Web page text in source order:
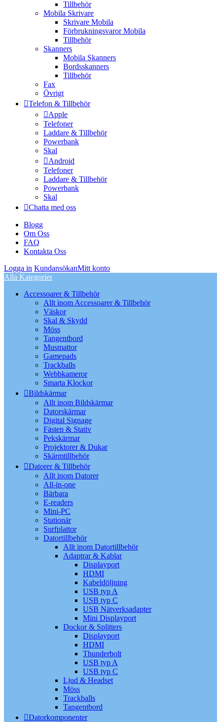
Tillbehör
Mobila Skrivare
Skrivare Mobila
Förbrukningsvaror Mobila
Tillbehör
Skanners
Mobila Skanners
Bordsskanners
Tillbehör
Fax
Övrigt
Telefon & Tillbehör
Apple
Telefoner
Laddare & Tillbehör
Powerbank
Skal
Android
Telefoner
Laddare & Tillbehör
Powerbank
Skal
Chatta med oss
Blogg
Om Oss
FAQ
Kontakta Oss
Logga in KundansökanMitt konto
Alla Kategorier
Accessoarer & Tillbehör
Allt inom Accessoarer & Tillbehör
Väskor
Skal & Skydd
Möss
Tangentbord
Musmattor
Gamepads
Trackballs
Webbkameror
Smarta Klockor
Bildskärmar
Allt inom Bildskärmar
Datorskärmar
Digital Signage
Fästen & Stativ
Pekskärmar
Projektorer & Dukar
Skärmtillbehör
Datorer & Tillbehör
Allt inom Datorer
All-in-one
Bärbara
E-readers
Mini-PC
Stationär
Surfplattor
Datortillbehör
Allt inom Datortillbehör
Adaptrar & Kablar
Displayport
HDMI
Kabeldöljning
USB typ A
USB typ C
USB Nätverksadapter
Mini Displayport
Dockor & Splitters
Displayport
HDMI
Thunderbolt
USB typ A
USB typ C
Ljud & Headset
Möss
Trackballs
Tangentbord
Datorkomponenter